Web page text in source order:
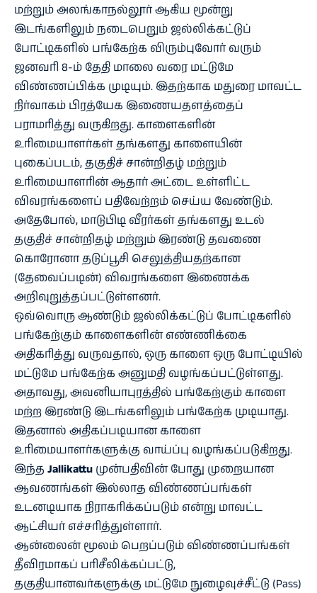
மற்றும் அலங்காநல்லூர் ஆகிய மூன்று
இடங்களிலும் நடைபெறும் ஜல்லிக்கட்டுப்
போட்டிகளில் பங்கேற்க விரும்புவோர் வரும்
ஜனவரி 8-ம் தேதி மாலை வரை மட்டுமே
விண்ணப்பிக்க முடியும். இதற்காக மதுரை மாவட்ட
நிர்வாகம் பிரத்யேக இணையதளத்தைப்
பராமரித்து வருகிறது. காளைகளின்
உரிமையாளர்கள் தங்களது காளையின்
புகைப்படம், தகுதிச் சான்றிதழ் மற்றும்
உரிமையாளரின் ஆதார் அட்டை உள்ளிட்ட
விவரங்களைப் பதிவேற்றம் செய்ய வேண்டும்.
அதேபோல், மாடுபிடி வீரர்கள் தங்களது உடல்
தகுதிச் சான்றிதழ் மற்றும் இரண்டு தவணை
கொரோனா தடுப்பூசி செலுத்தியதற்கான
(தேவைப்படின்) விவரங்களை இணைக்க
அறிவுறுத்தப்பட்டுள்ளனர்.
ஒவ்வொரு ஆண்டும் ஜல்லிக்கட்டுப் போட்டிகளில்
பங்கேற்கும் காளைகளின் எண்ணிக்கை
அதிகரித்து வருவதால், ஒரு காளை ஒரு போட்டியில்
மட்டுமே பங்கேற்க அனுமதி வழங்கப்பட்டுள்ளது.
அதாவது, அவனியாபுரத்தில் பங்கேற்கும் காளை
மற்ற இரண்டு இடங்களிலும் பங்கேற்க முடியாது.
இதனால் அதிகப்படியான காளை
உரிமையாளர்களுக்கு வாய்ப்பு வழங்கப்படுகிறது.
இந்த Jallikattu முன்பதிவின் போது முறையான
ஆவணங்கள் இல்லாத விண்ணப்பங்கள்
உடனடியாக நிராகரிக்கப்படும் என்று மாவட்ட
ஆட்சியர் எச்சரித்துள்ளார்.
ஆன்லைன் மூலம் பெறப்படும் விண்ணப்பங்கள்
தீவிரமாகப் பரிசீலிக்கப்பட்டு,
தகுதியானவர்களுக்கு மட்டுமே நுழைவுச்சீட்டு (Pass)